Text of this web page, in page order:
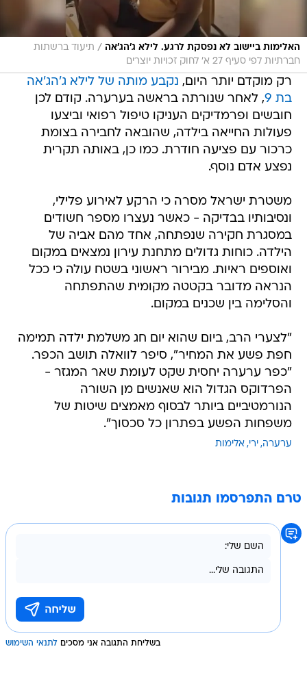
האלימות ביישוב לא נפסקת לרגע. לילא ג'הג'אה / תיעוד ברשתות
חברתיות לפי סעיף 27 א' לחוק זכויות יוצרים
רק מוקדם יותר היום, נקבע מותה של לילא ג'הג'אה
בת 9
, לאחר שנורתה בראשה בערערה. קודם לכן
חובשים ופרמדיקים העניקו טיפול רפואי וביצעו
פעולות החייאה בילדה, שהובאה לחבירה בצומת
כרכור עם פציעה חודרת. כמו כן, באותה תקרית
נפצע אדם נוסף.
משטרת ישראל מסרה כי הרקע לאירוע פלילי,
ונסיבותיו בבדיקה - כאשר נעצרו מספר חשודים
במסגרת חקירה שנפתחה, אחד מהם אביה של
הילדה. כוחות גדולים מתחנת עירון נמצאים במקום
ואוספים ראיות. מבירור ראשוני בשטח עולה כי ככל
הנראה מדובר בקטטה מקומית שהתפתחה
והסלימה בין שכנים במקום.
"לצערי הרב, ביום שהוא יום חג משלמת ילדה תמימה
חפת פשע את המחיר", סיפר לוואלה תושב הכפר.
"כפר ערערה יחסית שקט לעומת שאר המגזר -
הפרדוקס הגדול הוא שאנשים מן השורה
הנורמטיביים ביותר לבסוף מאמצים שיטות של
משפחות הפשע בפתרון כל סכסוך".
ערערה ירי אלימות
טרם התפרסמו תגובות
בשליחת התגובה אני מסכים לתנאי השימוש